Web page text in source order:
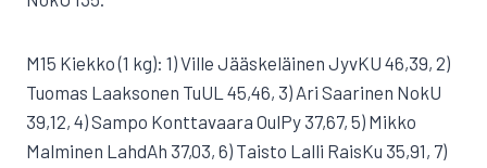
M15 Kiekko (1 kg): 1) Ville Jääskeläinen JyvKU 46,39, 2)
Tuomas Laaksonen TuUL 45,46, 3) Ari Saarinen NokU
39,12, 4) Sampo Konttavaara OulPy 37,67, 5) Mikko
Malminen LahdAh 37,03, 6) Taisto Lalli RaisKu 35,91, 7)